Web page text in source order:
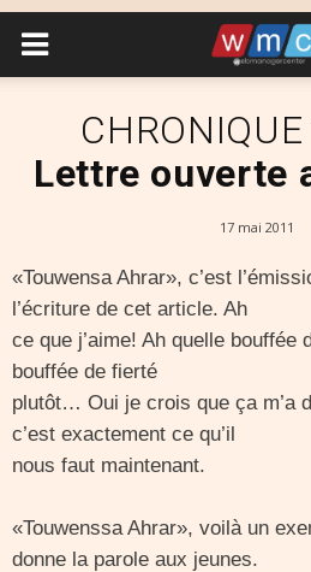
CHRONIQUE
Lettre ouverte
17 mai 2011
«Touwensa Ahrar», c’est
l’écriture de cet article. Ah
ce que j’aime! Ah quelle
bouffée de fierté
plutôt… Oui je crois que ça m’a
c’est exactement ce qu’il
nous faut maintenant.
«Touwenssa Ahrar», voilà un
donne la parole aux jeunes.